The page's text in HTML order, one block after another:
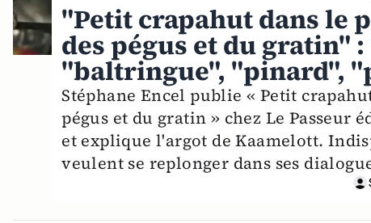
"Petit crapahut dans le
des pégus et du gratin"
"baltringue", "pinard",
Stéphane Encel publie « Petit
pégus et du gratin » chez Le
et explique l'argot de Kaamelott.
veulent se replonger dans ses